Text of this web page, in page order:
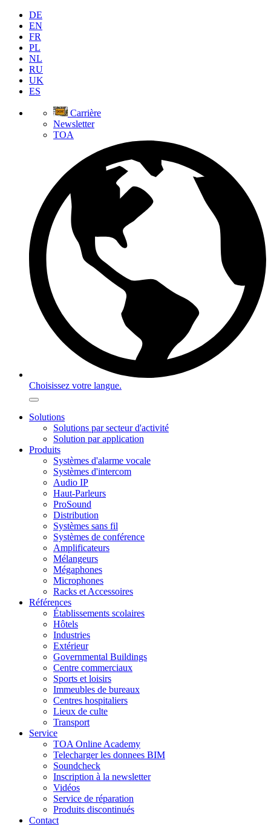
DE
EN
FR
PL
NL
RU
UK
ES
Carrière
Newsletter
TOA
Choisissez votre langue.
Solutions
Solutions par secteur d'activité
Solution par application
Produits
Systèmes d'alarme vocale
Systèmes d'intercom
Audio IP
Haut-Parleurs
ProSound
Distribution
Systèmes sans fil
Systèmes de conférence
Amplificateurs
Mélangeurs
Mégaphones
Microphones
Racks et Accessoires
Références
Établissements scolaires
Hôtels
Industries
Extérieur
Governmental Buildings
Centre commerciaux
Sports et loisirs
Immeubles de bureaux
Centres hospitaliers
Lieux de culte
Transport
Service
TOA Online Academy
Telecharger les donnees BIM
Soundcheck
Inscription à la newsletter
Vidéos
Service de réparation
Produits discontinués
Contact